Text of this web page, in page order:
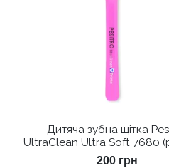
Дитяча зубна щітка
UltraClean Ultra Soft 7680
200 грн